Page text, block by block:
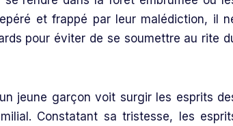
et frappé par leur malédiction, il
pour éviter de se soumettre au rite
jeune garçon voit surgir les esprits
Constatant sa tristesse, les